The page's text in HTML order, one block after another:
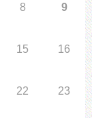
8 9
15 16
22 23